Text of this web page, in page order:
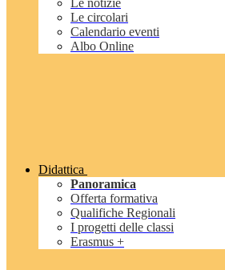
Le notizie
Le circolari
Calendario eventi
Albo Online
Didattica
Panoramica
Offerta formativa
Qualifiche Regionali
I progetti delle classi
Erasmus +